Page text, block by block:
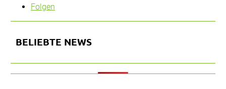
Folgen
BELIEBTE NEWS